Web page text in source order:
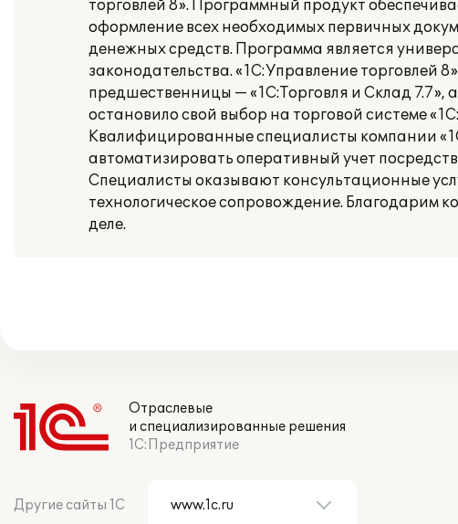
торговлей 8». Программный продукт
оформление всех необходимых первичных
денежных средств. Программа является
законодательства. «1С:Управление торговлей
предшественницы — «1С:Торговля и Склад 7.7»,
остановило свой выбор на торговой системе
Квалифицированные специалисты компании
автоматизировать оперативный учет
Специалисты оказывают консультационные
технологическое сопровождение. Благодарим
деле.
Отраслевые
и специализированные решения
1С:Предприятие
Другие сайты 1С